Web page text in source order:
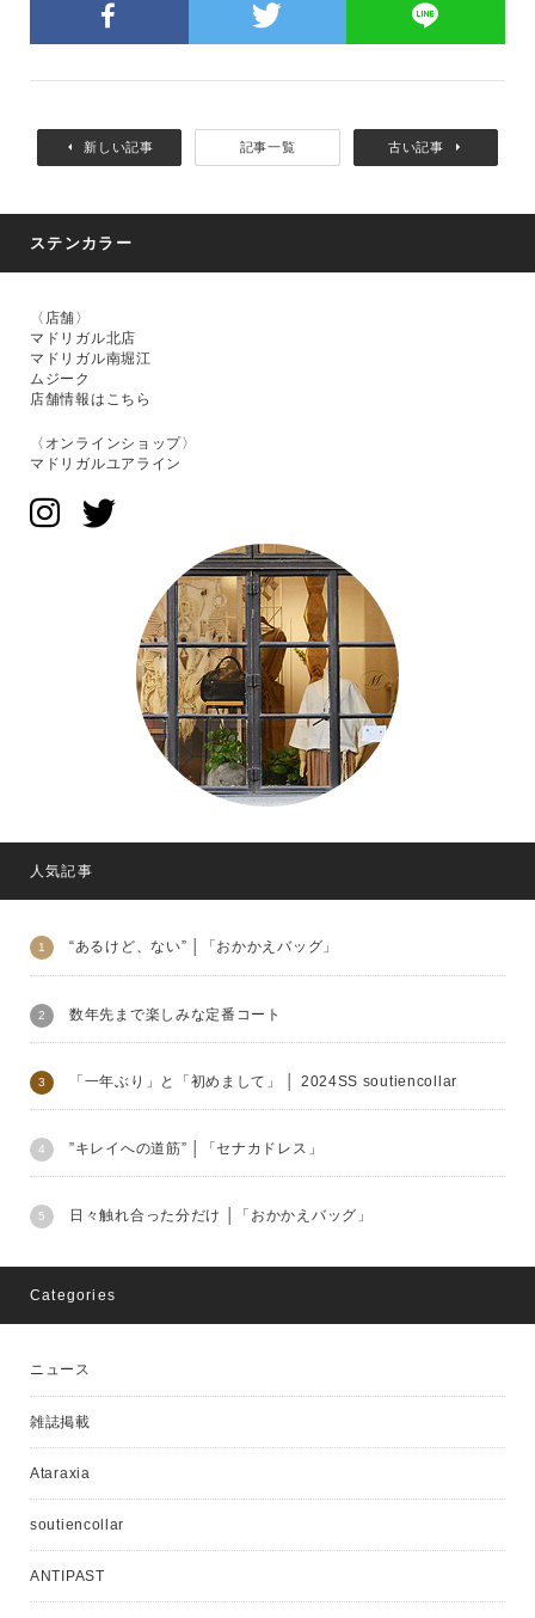
新しい記事 記事一覧 古い記事
ステンカラー
〈店舗〉
マドリガル北店
マドリガル南堀江
ムジーク
店舗情報はこちら
〈オンラインショップ〉
マドリガルユアライン
人気記事
“あるけど、ない” │「おかかえバッグ」
数年先まで楽しみな定番コート
「一年ぶり」と「初めまして」 │ 2024SS soutiencollar
”キレイへの道筋” │「セナカドレス」
日々触れ合った分だけ │「おかかえバッグ」
Categories
ニュース
雑誌掲載
Ataraxia
soutiencollar
ANTIPAST